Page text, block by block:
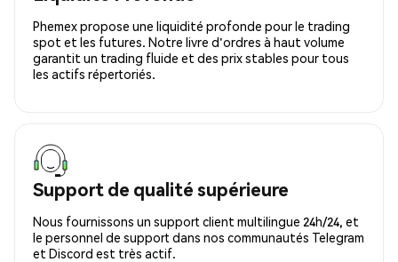
Phemex propose une liquidité profonde pour le trading
spot et les futures. Notre livre d'ordres à haut volume
garantit un trading fluide et des prix stables pour tous
les actifs répertoriés.
Support de qualité supérieure
Nous fournissons un support client multilingue 24h/24, et
le personnel de support dans nos communautés Telegram
et Discord est très actif.